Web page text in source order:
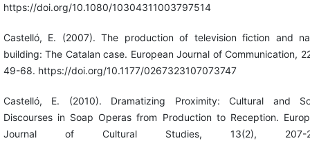
https://doi.org/10.1080/10304311003797514
Castelló, E. (2007). The production of television fiction and
building: The Catalan case. European Journal of Communication,
49-68. https://doi.org/10.1177/0267323107073747
Castelló, E. (2010). Dramatizing Proximity: Cultural and
Discourses in Soap Operas from Production to Reception.
Journal of Cultural Studies, 13(2), 207-